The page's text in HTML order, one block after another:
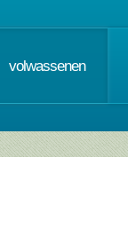
volwassenen